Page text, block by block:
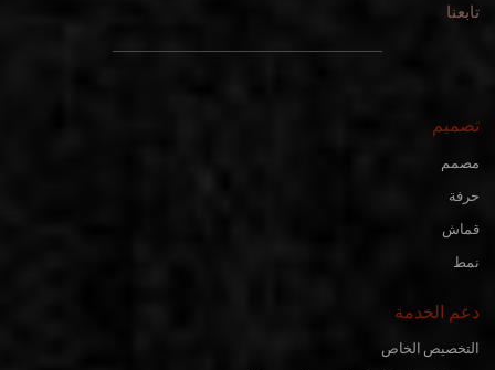
تابعنا
تصميم
مصمم
حرفة
قماش
نمط
دعم الخدمة
التخصيص الخاص